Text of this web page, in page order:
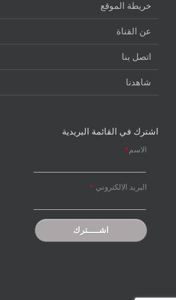
خريطة الموقع
عن القناة
اتصل بنا
شاهدنا
اشترك في القائمة البريدية
الاسم *
البريد الالكتروني *